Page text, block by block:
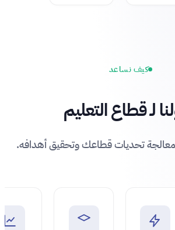
كيف نساعد
لـ قطاع التعليم
تحديات قطاعك وتحقيق أهدافه.